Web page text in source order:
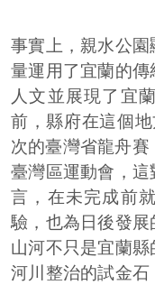
事實上，親水公
量運用了宜蘭的
人文並展現了宜
前，縣府在這個
次的臺灣省龍舟
臺灣區運動會，
言，在未完成前
驗，也為日後發
山河不只是宜蘭
河川整治的試金